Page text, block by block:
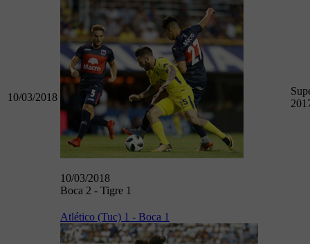
10/03/2018
10/03/2018
Boca 2 - Tigre 1
Atlético (Tuc) 1 - Boca 1